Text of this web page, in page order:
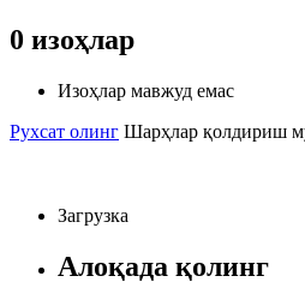
0 изоҳлар
Изоҳлар мавжуд емас
Рухсат олинг Шарҳлар қолдириш
Загрузка
Алоқада қолинг